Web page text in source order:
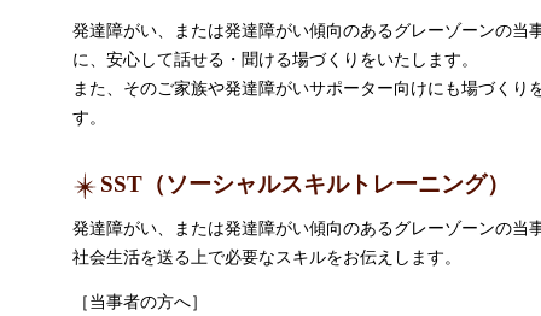
発達障がい、または発達障がい傾向のあるグレーゾーンの当
に、安心して話せる・聞ける場づくりをいたします。
また、そのご家族や発達障がいサポーター向けにも場づくり
す。
SST（ソーシャルスキルトレーニング）
発達障がい、または発達障がい傾向のあるグレーゾーンの当
社会生活を送る上で必要なスキルをお伝えします。
［当事者の方へ］